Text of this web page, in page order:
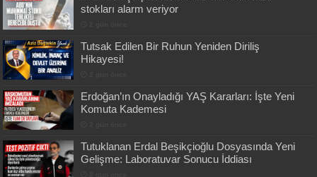
stokları alarm veriyor
Tutsak Edilen Bir Ruhun Yeniden Diriliş
Hikayesi!
Erdoğan’ın Onayladığı YAŞ Kararları: İşte Yeni
Komuta Kademesi
Tutuklanan Erdal Beşikçioğlu Dosyasında Yeni
Gelişme: Laboratuvar Sonucu İddiası